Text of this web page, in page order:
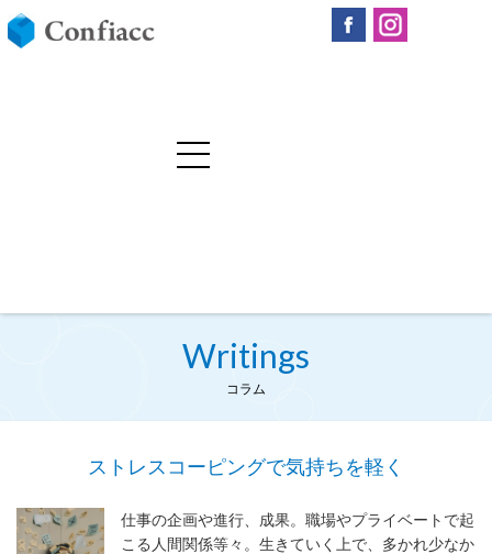
Writings
コラム
ストレスコーピングで気持ちを軽く
仕事の企画や進行、成果。職場やプライベートで起
こる人間関係等々。生きていく上で、多かれ少なか